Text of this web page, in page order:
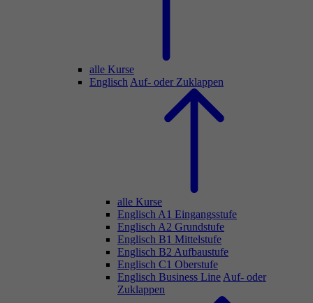
alle Kurse
Englisch Auf- oder Zuklappen
alle Kurse
Englisch A1 Eingangsstufe
Englisch A2 Grundstufe
Englisch B1 Mittelstufe
Englisch B2 Aufbaustufe
Englisch C1 Oberstufe
Englisch Business Line Auf- oder
Zuklappen